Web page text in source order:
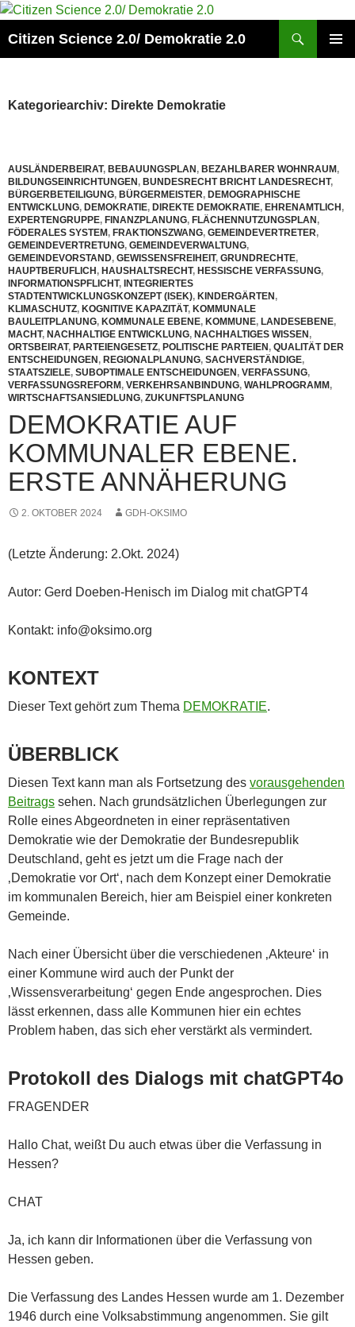
Zum
springen
Citizen Science 2.0/ Demokratie 2.0
Kategoriearchiv: Direkte Demokratie
AUSLÄNDERBEIRAT, BEBAUUNGSPLAN, BEZAHLBARER WOHNRAUM,
BILDUNGSEINRICHTUNGEN, BUNDESRECHT BRICHT LANDESRECHT,
BÜRGERBETEILIGUNG, BÜRGERMEISTER, DEMOGRAPHISCHE
ENTWICKLUNG, DEMOKRATIE, DIREKTE DEMOKRATIE, EHRENAMTLICH,
EXPERTENGRUPPE, FINANZPLANUNG, FLÄCHENNUTZUNGSPLAN,
FÖDERALES SYSTEM, FRAKTIONSZWANG, GEMEINDEVERTRETER,
GEMEINDEVERTRETUNG, GEMEINDEVERWALTUNG,
GEMEINDEVORSTAND, GEWISSENSFREIHEIT, GRUNDRECHTE,
HAUPTBERUFLICH, HAUSHALTSRECHT, HESSISCHE VERFASSUNG,
INFORMATIONSPFLICHT, INTEGRIERTES
STADTENTWICKLUNGSKONZEPT (ISEK), KINDERGÄRTEN,
KLIMASCHUTZ, KOGNITIVE KAPAZITÄT, KOMMUNALE
BAULEITPLANUNG, KOMMUNALE EBENE, KOMMUNE, LANDESEBENE,
MACHT, NACHHALTIGE ENTWICKLUNG, NACHHALTIGES WISSEN,
ORTSBEIRAT, PARTEIENGESETZ, POLITISCHE PARTEIEN, QUALITÄT DER
ENTSCHEIDUNGEN, REGIONALPLANUNG, SACHVERSTÄNDIGE,
STAATSZIELE, SUBOPTIMALE ENTSCHEIDUNGEN, VERFASSUNG,
VERFASSUNGSREFORM, VERKEHRSANBINDUNG, WAHLPROGRAMM,
WIRTSCHAFTSANSIEDLUNG, ZUKUNFTSPLANUNG
DEMOKRATIE AUF
KOMMUNALER EBENE.
ERSTE ANNÄHERUNG
2. OKTOBER 2024 GDH-OKSIMO
(Letzte Änderung: 2.Okt. 2024)
Autor: Gerd Doeben-Henisch im Dialog mit chatGPT4
Kontakt: info@oksimo.org
KONTEXT
Dieser Text gehört zum Thema DEMOKRATIE.
ÜBERBLICK
Diesen Text kann man als Fortsetzung des vorausgehenden
Beitrags sehen. Nach grundsätzlichen Überlegungen zur
Rolle eines Abgeordneten in einer repräsentativen
Demokratie wie der Demokratie der Bundesrepublik
Deutschland, geht es jetzt um die Frage nach der
‚Demokratie vor Ort‘, nach dem Konzept einer Demokratie
im kommunalen Bereich, hier am Beispiel einer konkreten
Gemeinde.
Nach einer Übersicht über die verschiedenen ‚Akteure‘ in
einer Kommune wird auch der Punkt der
‚Wissensverarbeitung‘ gegen Ende angesprochen. Dies
lässt erkennen, dass alle Kommunen hier ein echtes
Problem haben, das sich eher verstärkt als vermindert.
Protokoll des Dialogs mit chatGPT4o
FRAGENDER
Hallo Chat, weißt Du auch etwas über die Verfassung in
Hessen?
CHAT
Ja, ich kann dir Informationen über die Verfassung von
Hessen geben.
Die Verfassung des Landes Hessen wurde am 1. Dezember
1946 durch eine Volksabstimmung angenommen. Sie gilt